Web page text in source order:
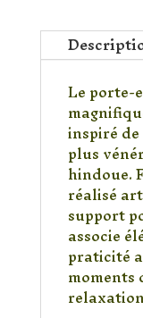
en
Métal
Artisanal
Support
Spirituel
pour
Bâtonnets
d’Encens
Le porte-
inspiré
plus
hindoue.
réalisé
support
associe
praticité